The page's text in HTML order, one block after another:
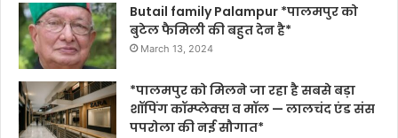
Butail family Palampur *पालमपुर को
बुटेल फैमिली की बहुत देन है*
March 13, 2024
*पालमपुर को मिलने जा रहा है सबसे बड़ा
शॉपिंग कॉम्प्लेक्स व मॉल — लालचंद एंड संस
पपरोला की नई सौगात*